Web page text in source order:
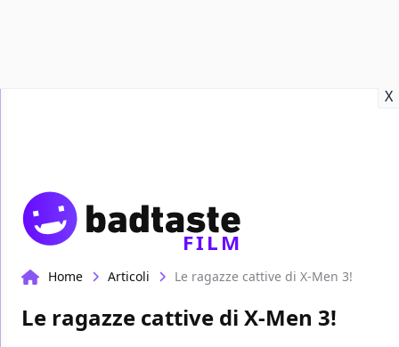
X
FILM
Home Articoli Le ragazze cattive di X-Men 3!
Le ragazze cattive di X-Men 3!